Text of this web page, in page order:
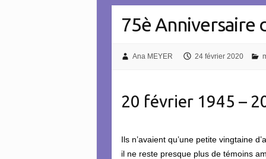
75è Anniversaire
Ana MEYER 24 février 2020
20 février 1945 –
Ils n’avaient qu’une petite vingtaine
il ne reste presque plus de témoins